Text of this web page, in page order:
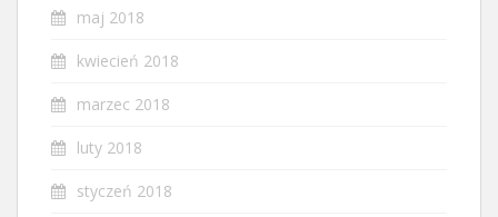
maj 2018
kwiecień 2018
marzec 2018
luty 2018
styczeń 2018